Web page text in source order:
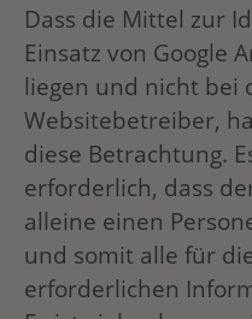
Dass die Mittel zur
Einsatz von Google
liegen und nicht bei
Websitebetreiber,
diese Betrachtung.
erforderlich, dass
alleine einen
und somit alle für
erforderlichen